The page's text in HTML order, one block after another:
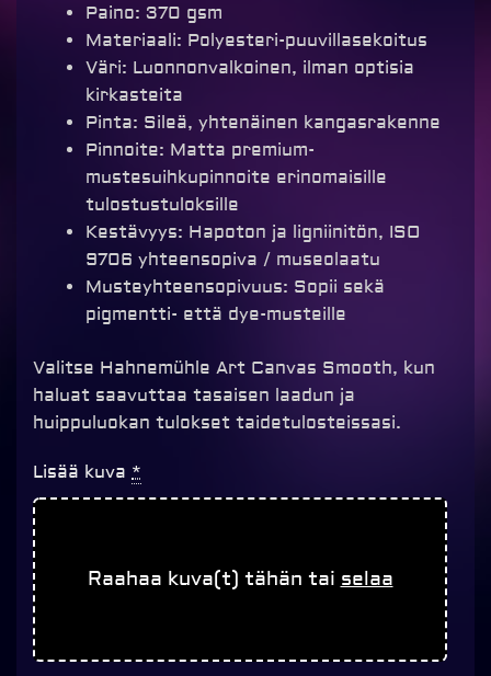
Paino: 370 gsm
Materiaali: Polyesteri-puuvillasekoitus
Väri: Luonnonvalkoinen, ilman optisia
kirkasteita
Pinta: Sileä, yhtenäinen kangasrakenne
Pinnoite: Matta premium-
mustesuihkupinnoite erinomaisille
tulostustuloksille
Kestävyys: Hapoton ja ligniinitön, ISO
9706 yhteensopiva / museolaatu
Musteyhteensopivuus: Sopii sekä
pigmentti- että dye-musteille
Valitse Hahnemühle Art Canvas Smooth, kun
haluat saavuttaa tasaisen laadun ja
huippuluokan tulokset taidetulosteissasi.
Lisää kuva *
Raahaa kuva(t) tähän tai selaa
Canvastaulu
Smooth
määrä